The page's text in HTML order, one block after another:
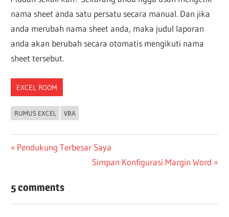
nama sheet anda satu persatu secara manual. Dan jika
anda merubah nama sheet anda, maka judul laporan
anda akan berubah secara otomatis mengikuti nama
sheet tersebut.
EXCEL ROOM
RUMUS EXCEL VBA
Post
Previous
Pendukung Terbesar Saya
Next
Simpan Konfigurasi Margin Word
5 comments